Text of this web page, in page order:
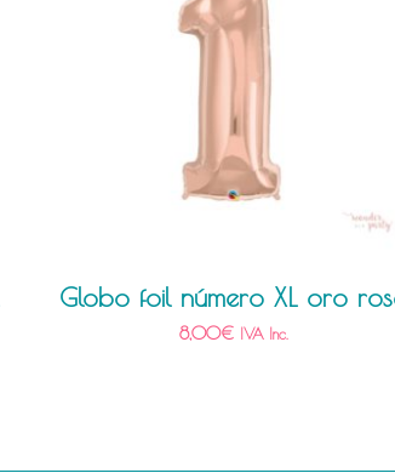
Globo foil número XL oro
8,00€ IVA Inc.